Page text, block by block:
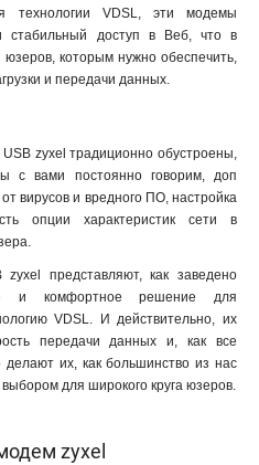
технологии VDSL, эти модемы
стабильный доступ в Веб, что в
которым нужно обеспечить,
и передачи данных.
zyxel традиционно обустроены,
с вами постоянно говорим, доп
вирусов и вредного ПО, настройка
опции характеристик сети в
представляют, как заведено
и комфортное решение для
VDSL. И действительно, их
передачи данных и, как все
делают их, как большинство из нас
для широкого круга юзеров.
zyxel